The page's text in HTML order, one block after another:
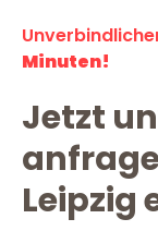
Minuten!
Jetzt
Leipzig